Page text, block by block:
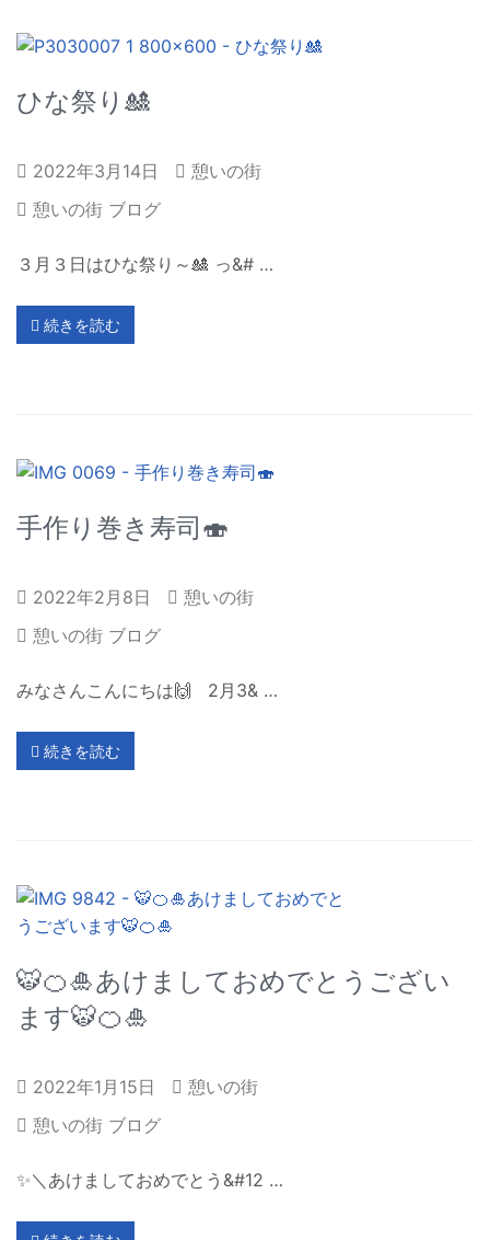
ひな祭り🎎
2022年3月14日
憩いの街
憩いの街 ブログ
３月３日はひな祭り～🎎 っ&# …
続きを読む
手作り巻き寿司🍣
2022年2月8日
憩いの街
憩いの街 ブログ
みなさんこんにちは🙌 2月3& …
続きを読む
🐯🍊🎍あけましておめでとうござい
ます🐯🍊🎍
2022年1月15日
憩いの街
憩いの街 ブログ
✨＼あけましておめでとう&#12 …